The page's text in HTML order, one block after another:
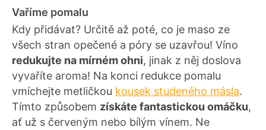
Vaříme pomalu
Kdy přidávat? Určitě až poté, co je maso ze
všech stran opečené a póry se uzavřou! Víno
redukujte na mírném ohni, jinak z něj doslova
vyvaříte aroma! Na konci redukce pomalu
vmíchejte metličkou kousek studeného másla.
Tímto způsobem získáte fantastickou omáčku,
ať už s červeným nebo bílým vínem. Ne